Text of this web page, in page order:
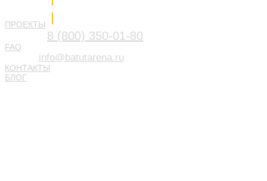
ПРОЕКТЫ
8 (800) 350-01-80
FAQ
info@batutarena.ru
КОНТАКТЫ
БЛОГ